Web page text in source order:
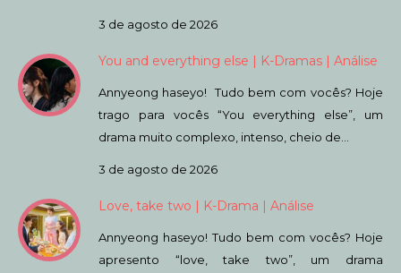
3 de agosto de 2026
You and everything else | K-Dramas | Análise
Annyeong haseyo! Tudo bem com vocês? Hoje
trago para vocês “You everything else”, um
drama muito complexo, intenso, cheio de…
3 de agosto de 2026
Love, take two | K-Drama | Análise
Annyeong haseyo! Tudo bem com vocês? Hoje
apresento “love, take two”, um drama